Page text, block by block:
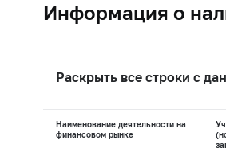
Информация о
Раскрыть все строки с
Наименование деятельности на
финансовом рынке